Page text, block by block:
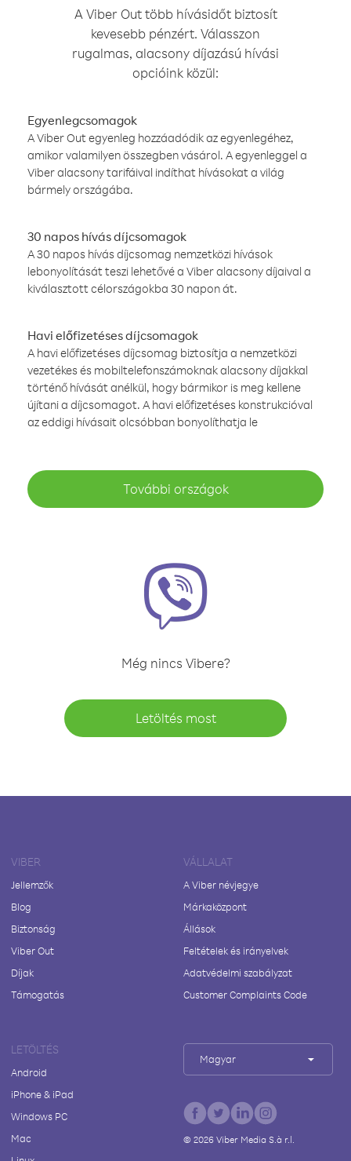
A Viber Out több hívásidőt biztosít
kevesebb pénzért. Válasszon
rugalmas, alacsony díjazású hívási
opcióink közül:
Egyenlegcsomagok
A Viber Out egyenleg hozzáadódik az egyenlegéhez,
amikor valamilyen összegben vásárol. A egyenleggel a
Viber alacsony tarifáival indíthat hívásokat a világ
bármely országába.
30 napos hívás díjcsomagok
A 30 napos hívás díjcsomag nemzetközi hívások
lebonyolítását teszi lehetővé a Viber alacsony díjaival a
kiválasztott célországokba 30 napon át.
Havi előfizetéses díjcsomagok
A havi előfizetéses díjcsomag biztosítja a nemzetközi
vezetékes és mobiltelefonszámoknak alacsony díjakkal
történő hívását anélkül, hogy bármikor is meg kellene
újítani a díjcsomagot. A havi előfizetéses konstrukcióval
az eddigi hívásait olcsóbban bonyolíthatja le
További országok
Még nincs Vibere?
Letöltés most
VIBER
Jellemzők
Blog
Biztonság
Viber Out
Díjak
Támogatás
VÁLLALAT
A Viber névjegye
Márkaközpont
Állások
Feltételek és irányelvek
Adatvédelmi szabályzat
Customer Complaints Code
LETÖLTÉS
Android
iPhone & iPad
Windows PC
Mac
Magyar
© 2026Viber Media S.à r.l.